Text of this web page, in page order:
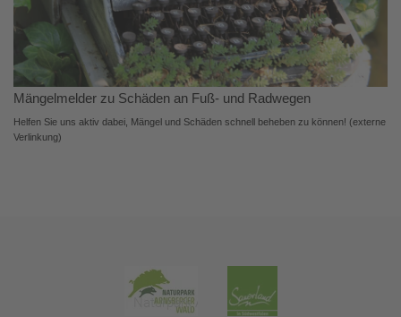
Mängelmelder zu Schäden an Fuß- und Radwegen
Helfen Sie uns aktiv dabei, Mängel und Schäden schnell beheben zu können! (externe
Verlinkung)